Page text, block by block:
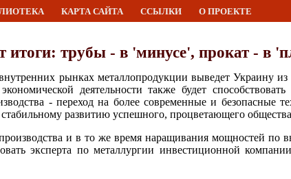
КАРТА САЙТА ССЫЛКИ О ПРОЕКТЕ
итоги: трубы - в 'минусе', прокат - в
рынках металлопродукции выведет Украину из
деятельности также будет способствовать
- переход на более современные и безопасные
развитию успешного, процветающего
и в то же время наращивания мощностей по
эксперта по металлургии инвестиционной